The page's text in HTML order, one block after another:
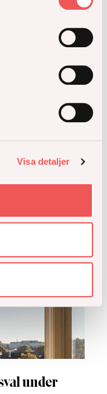
Visa detaljer
under